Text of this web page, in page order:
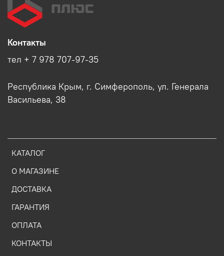
КАТАЛОГ
О МАГАЗИНЕ
ДОСТАВКА
ГАРАНТИЯ
ОПЛАТА
КОНТАКТЫ
Контакты
тел + 7 978 707-97-35
Республика Крым, г. Симферополь, ул. Генерала
Васильева, 38